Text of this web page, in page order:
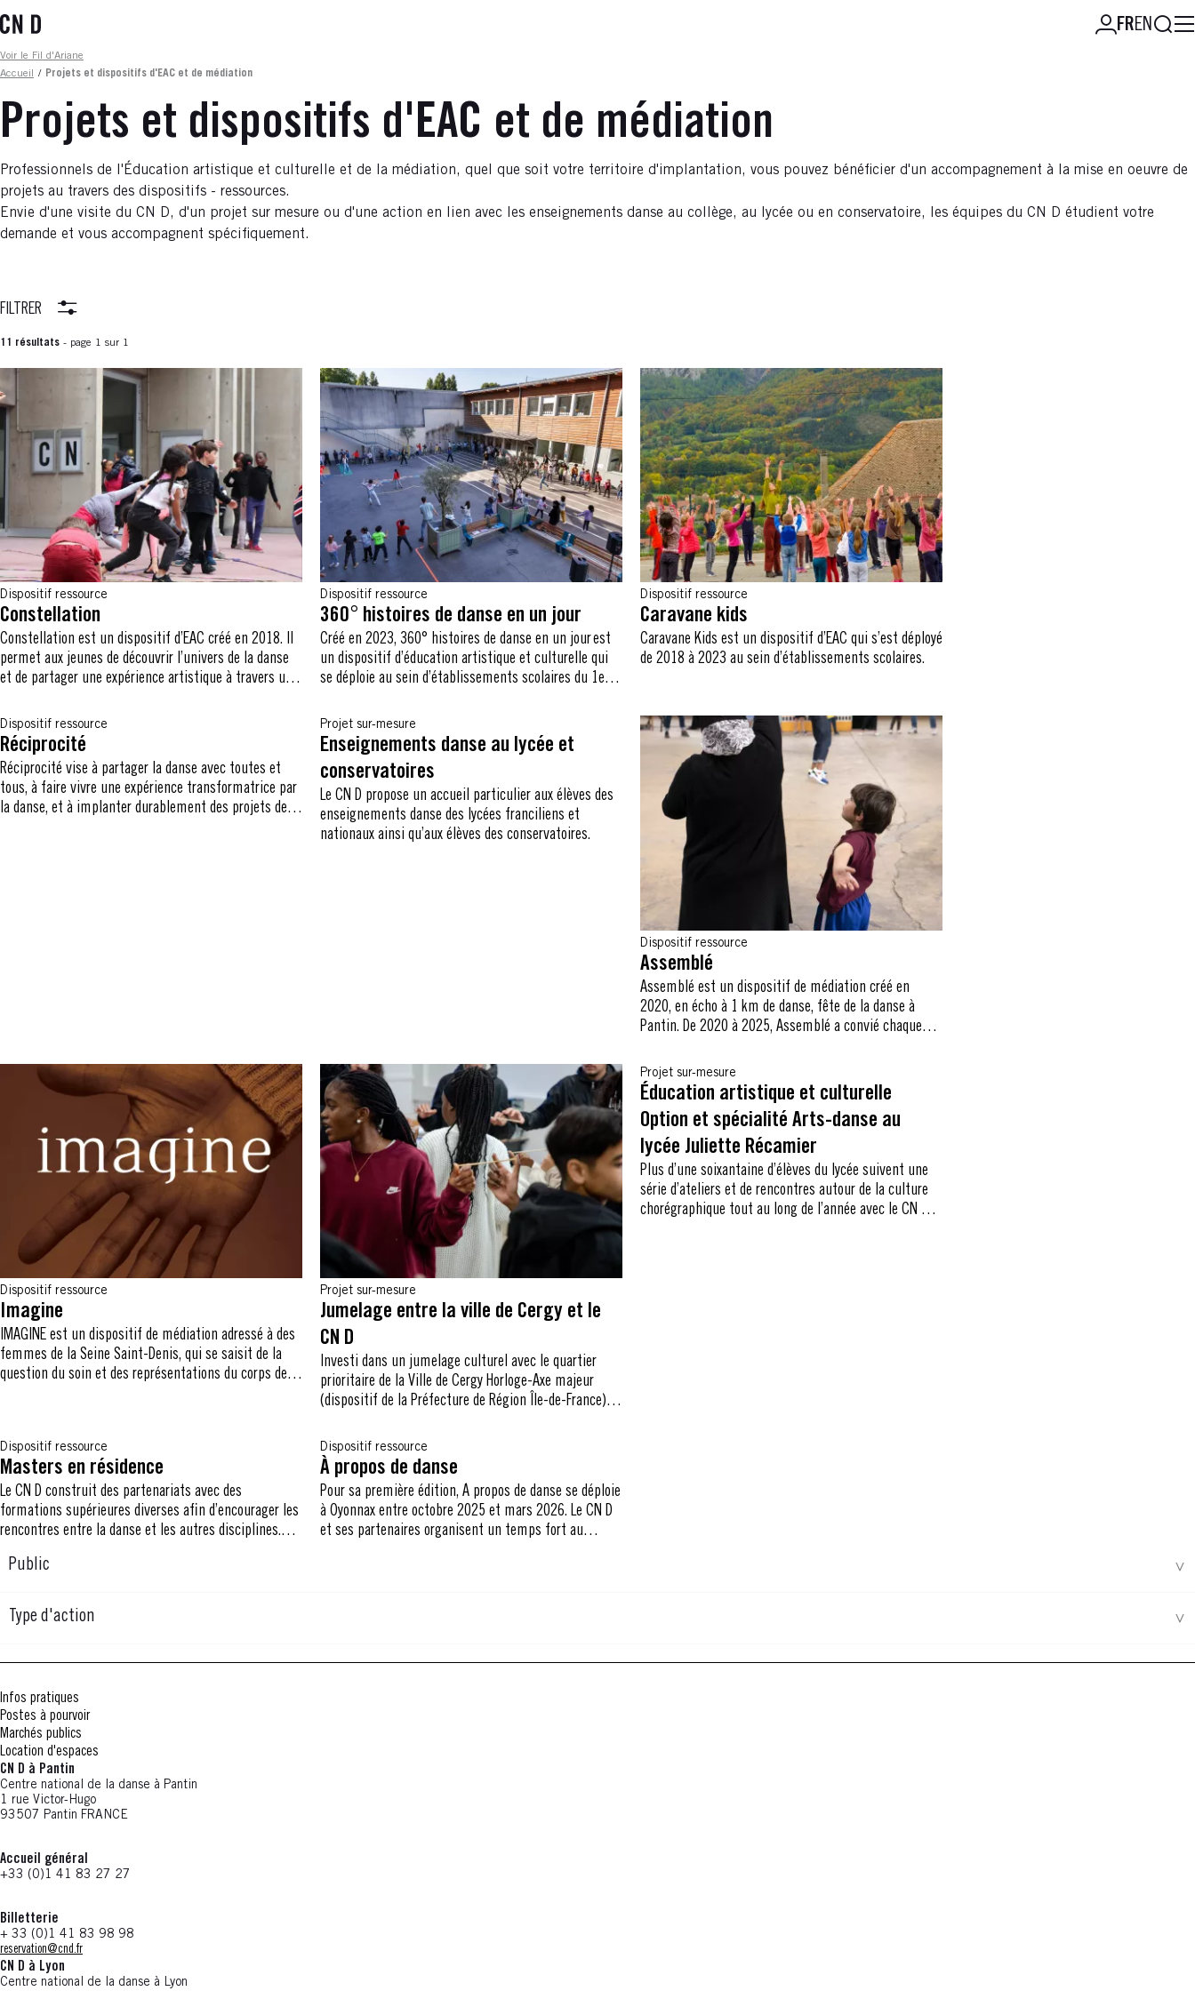
au
principal
FREN
Fil d'ariane
Voir le Fil d'Ariane
Accueil
/ Projets et dispositifs d'EAC et de médiation
Projets et dispositifs d'EAC et de médiation
Professionnels de l'Éducation artistique et culturelle et de la médiation, quel que soit votre territoire d'implantation, vous pouvez bénéficier d'un accompagnement à la mise en oeuvre de
projets au travers des dispositifs - ressources.
Envie d'une visite du CN D, d'un projet sur mesure ou d'une action en lien avec les enseignements danse au collège, au lycée ou en conservatoire, les équipes du CN D étudient votre
demande et vous accompagnent spécifiquement.
FILTRER
11 résultats - page 1 sur 1
Dispositif ressource
Constellation
Constellation est un dispositif d’EAC créé en 2018. Il
permet aux jeunes de découvrir l’univers de la danse
et de partager une expérience artistique à travers une
mon corps par la danse ? ».
Dispositif ressource
360° histoires de danse en un jour
Créé en 2023, 360° histoires de danse en un jour est
un dispositif d’éducation artistique et culturelle qui
se déploie au sein d’établissements scolaires du 1er
Dispositif ressource
Caravane kids
Caravane Kids est un dispositif d’EAC qui s’est déployé
de 2018 à 2023 au sein d’établissements scolaires.
Dispositif ressource
Réciprocité
Réciprocité vise à partager la danse avec toutes et
tous, à faire vivre une expérience transformatrice par
la danse, et à implanter durablement des projets de
Projet sur-mesure
Enseignements danse au lycée et
conservatoires
Le CN D propose un accueil particulier aux élèves des
enseignements danse des lycées franciliens et
nationaux ainsi qu’aux élèves des conservatoires.
Dispositif ressource
Assemblé
Assemblé est un dispositif de médiation créé en
2020, en écho à 1 km de danse, fête de la danse à
Pantin. De 2020 à 2025, Assemblé a convié chaque
partager des danses et créer une danse collective.
Dispositif ressource
Imagine
IMAGINE est un dispositif de médiation adressé à des
femmes de la Seine Saint-Denis, qui se saisit de la
question du soin et des représentations du corps de la
Projet sur-mesure
Jumelage entre la ville de Cergy et le
CN D
Investi dans un jumelage culturel avec le quartier
prioritaire de la Ville de Cergy Horloge-Axe majeur
(dispositif de la Préfecture de Région Île-de-France), le
des jeunes et des habitants : les dispositifs Caravane
kids et 360°, histoires de danse en un jour au sein de
5 écoles élémentaires, 1 collège et 1 lycée, le
dispositif Assemblé pour des habitantes et habitants,
des journées de découverte métiers pour les 16-25
ans, des actions avec les universités et écoles
Projet sur-mesure
Éducation artistique et culturelle
Option et spécialité Arts-danse au
lycée Juliette Récamier
Plus d’une soixantaine d’élèves du lycée suivent une
série d’ateliers et de rencontres autour de la culture
chorégraphique tout au long de l’année avec le CN D à
Dispositif ressource
Masters en résidence
Le CN D construit des partenariats avec des
formations supérieures diverses afin d’encourager les
rencontres entre la danse et les autres disciplines.
l’artiste intervenant et l’équipe du CN D. Ils prennent
commun d’amener une réflexion sensible, et souvent
nouvelle pour l’étudiant, sur le rapport entre leur
adaptés à chaque parcours : temps de pratique avec
un artiste, temps de médiation (recherches en
médiathèque, analyse d’œuvres) et parcours culturel
(visites d’expositions, spectacles, rencon- tres avec
des artistes). Ces immersions au CN D déplacent et
nourrissent les recherches des étudiants en leur
proposant de nouveaux outils d’analyse, d’observation
Dispositif ressource
À propos de danse
Pour sa première édition, À propos de danse se déploie
à Oyonnax entre octobre 2025 et mars 2026. Le CN D
et ses partenaires organisent un temps fort au
Public
Type d'action
Infos pratiques
Postes à pourvoir
Marchés publics
Location d'espaces
CN D à Pantin
Centre national de la danse à Pantin
1 rue Victor-Hugo
93507 Pantin FRANCE
Accueil général
+33 (0)1 41 83 27 27
Billetterie
+ 33 (0)1 41 83 98 98
reservation@cnd.fr
CN D à Lyon
Centre national de la danse à Lyon